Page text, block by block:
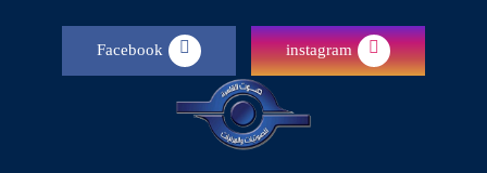
instagram
Facebook